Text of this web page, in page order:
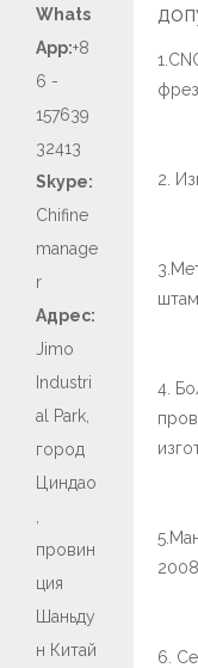
Whats
App:+8
6 -
157639
32413
Skype:
Chifine
manage
r
Адрес:
Jimo
Industri
al Park,
город
Циндао
провин
ция
Шаньду
н Китай
2.
4.
6.